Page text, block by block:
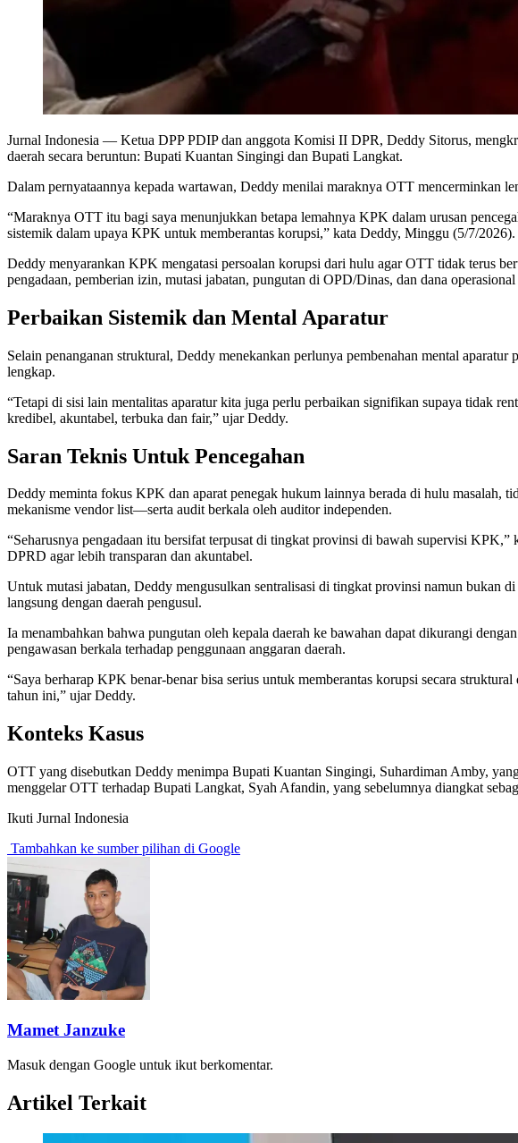
Jurnal Indonesia — Ketua DPP PDIP dan anggota Komisi II DPR, Deddy Sitorus,
daerah secara beruntun: Bupati Kuantan Singingi dan Bupati Langkat.
Dalam pernyataannya kepada wartawan, Deddy menilai maraknya OTT mencerminkan
“Maraknya OTT itu bagi saya menunjukkan betapa lemahnya KPK dalam urusan
sistemik dalam upaya KPK untuk memberantas korupsi,” kata Deddy, Minggu (5/7/2026).
Deddy menyarankan KPK mengatasi persoalan korupsi dari hulu agar OTT tidak terus
pengadaan, pemberian izin, mutasi jabatan, pungutan di OPD/Dinas, dan dana operasional
Perbaikan Sistemik dan Mental Aparatur
Selain penanganan struktural, Deddy menekankan perlunya pembenahan mental
lengkap.
“Tetapi di sisi lain mentalitas aparatur kita juga perlu perbaikan signifikan supaya tidak
kredibel, akuntabel, terbuka dan fair,” ujar Deddy.
Saran Teknis Untuk Pencegahan
Deddy meminta fokus KPK dan aparat penegak hukum lainnya berada di hulu masalah,
mekanisme vendor list—serta audit berkala oleh auditor independen.
“Seharusnya pengadaan itu bersifat terpusat di tingkat provinsi di bawah supervisi
DPRD agar lebih transparan dan akuntabel.
Untuk mutasi jabatan, Deddy mengusulkan sentralisasi di tingkat provinsi namun bukan
langsung dengan daerah pengusul.
Ia menambahkan bahwa pungutan oleh kepala daerah ke bawahan dapat dikurangi
pengawasan berkala terhadap penggunaan anggaran daerah.
“Saya berharap KPK benar-benar bisa serius untuk memberantas korupsi secara
tahun ini,” ujar Deddy.
Konteks Kasus
OTT yang disebutkan Deddy menimpa Bupati Kuantan Singingi, Suhardiman Amby,
menggelar OTT terhadap Bupati Langkat, Syah Afandin, yang sebelumnya diangkat
Ikuti Jurnal Indonesia
Tambahkan ke sumber pilihan di Google
Mamet Janzuke
Masuk dengan Google untuk ikut berkomentar.
Artikel Terkait